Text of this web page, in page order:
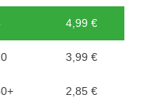
4,99€
3,99€
2,85€